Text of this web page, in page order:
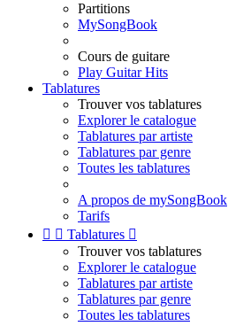
Partitions
MySongBook
Cours de guitare
Play Guitar Hits
Tablatures
Trouver vos tablatures
Explorer le catalogue
Tablatures par artiste
Tablatures par genre
Toutes les tablatures
A propos de mySongBook
Tarifs
  Tablatures 
Trouver vos tablatures
Explorer le catalogue
Tablatures par artiste
Tablatures par genre
Toutes les tablatures